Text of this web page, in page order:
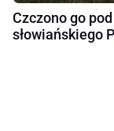
Czczono go
słowiańskiego